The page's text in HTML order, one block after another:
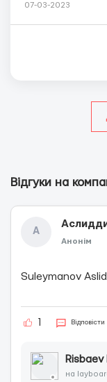
дома).
eur. Тел./Viber/
07-03-2023
Відгуки на
А
Анонім
Suleymanov
Відповісти
Risbaev
на